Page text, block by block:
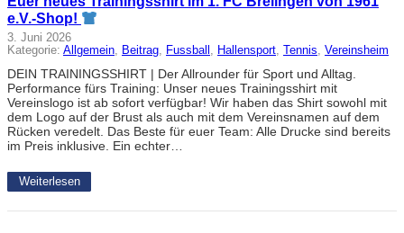
e.V.-Shop!
3. Juni 2026
Kategorie: Allgemein, Beitrag, Fussball , Hallensport, Tennis, Vereinsheim
DEIN TRAININGSSHIRT | Der Allrounder für Sport und Alltag.
Performance fürs Training: Unser neues Trainingsshirt mit
Vereinslogo ist ab sofort verfügbar! Wir haben das Shirt sowohl mit
dem Logo auf der Brust als auch mit dem Vereinsnamen auf dem
Rücken veredelt. Das Beste für euer Team: Alle Drucke sind bereits
im Preis inklusive. Ein echter…
Weiterlesen